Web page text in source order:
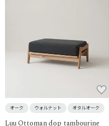
オーク ウォルナット オタルオーク
Luu Ottoman dop tambourine